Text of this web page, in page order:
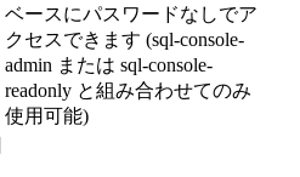
ベースにパスワードなしでア
クセスできます (sql-console-
admin または sql-console-
readonly と組み合わせてのみ
使用可能)